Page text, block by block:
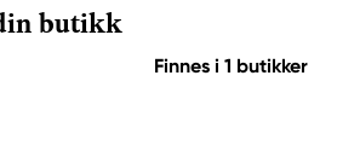
butikk
Finnes i 1 butikker